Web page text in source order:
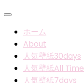
ホーム
About
人気壁紙30days
人気壁紙All Time
人気壁紙7days